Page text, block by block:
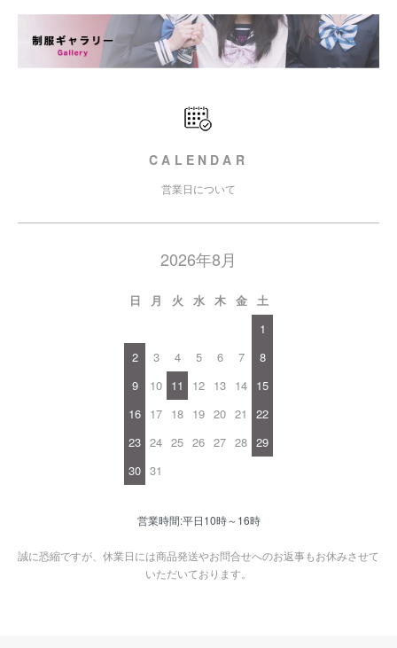
CALENDAR
営業日について
2026年8月
日 月 火 水 木 金
土
1
2
3 4 5 6 7
8
9
10 11 12 13 14 15
16 17 18 19 20 21
22
23 24 25 26 27 28 29
30 31
営業時間:平日10時～16時
誠に恐縮ですが、休業日には商品発送やお問合せへのお返事もお休みさせて
いただいております。